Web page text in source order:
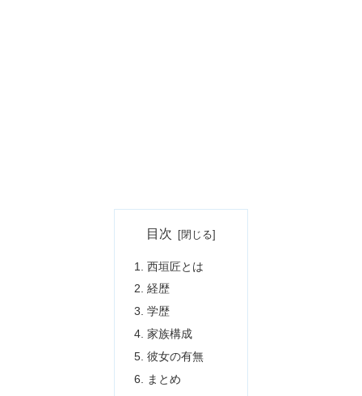
目次
西垣匠とは
経歴
学歴
家族構成
彼女の有無
まとめ